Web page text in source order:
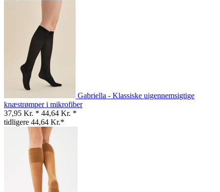
Gabriella - Klassiske uigennemsigtige
knæstrømper i mikrofiber
37,95 Kr. * 44,64 Kr. *
tidligere 44,64 Kr.*